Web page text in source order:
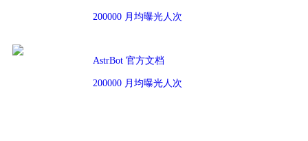
200000 月均曝光人次
AstrBot 官方文档
200000 月均曝光人次